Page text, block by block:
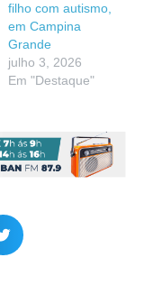
filho com autismo,
em Campina
Grande
julho 3, 2026
Em "Destaque"